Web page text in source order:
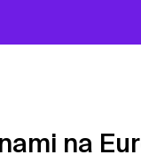
na